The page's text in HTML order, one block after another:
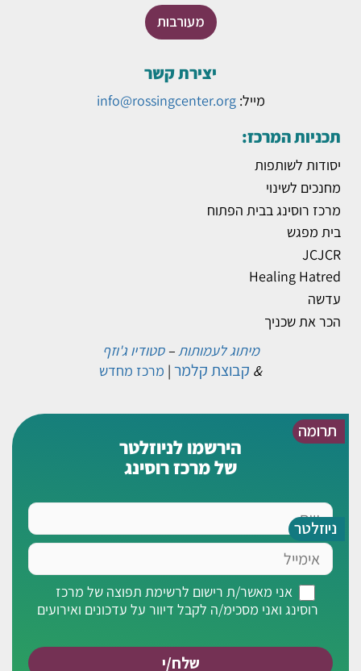
תרומה
ניוזלטר
מעורבות
יצירת קשר
מייל:info@rossingcenter.org
תכניות המרכז:
יסודות לשותפות
מחנכים לשינוי
מרכז רוסינג בבית הפתוח
בית מפגש
JCJCR
Healing Hatred
עדשה
הכר את שכניך
מיתוג לעמותות–סטודיו ג'וזף
קבוצת קלמר|מרכז מחדש
הירשמו לניוזלטר
של מרכז רוסינג
אימייל
מאשר/ת
תפוצה
אני מאשר/ת רישום לרשימת תפוצה של מרכז
רוסינג ואני מסכימ/ה לקבל דיוור על עדכונים ואירועים